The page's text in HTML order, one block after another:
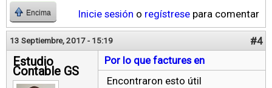
Encima Inicie sesión o regístrese para comentar
13 Septiembre, 2017 - 15:19 #4
Estudio
Contable GS
Por lo que factures en
Encontraron esto útil